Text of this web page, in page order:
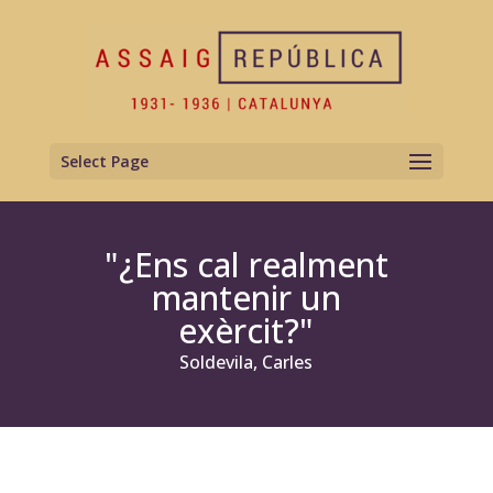
Select Page
"¿Ens cal realment
mantenir un
exèrcit?"
Soldevila, Carles